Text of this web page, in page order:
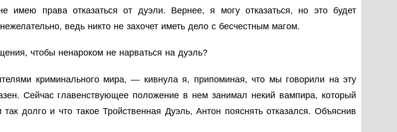
имею права отказаться от дуэли. Вернее, я могу отказаться, но это будет
ведь никто не захочет иметь дело с бесчестным магом.
чтобы ненароком не нарваться на дуэль?
криминального мира, — кивнула я, припоминая, что мы говорили на эту
Сейчас главенствующее положение в нем занимал некий вампира, который
долго и что такое Тройственная Дуэль, Антон пояснять отказался. Объяснив